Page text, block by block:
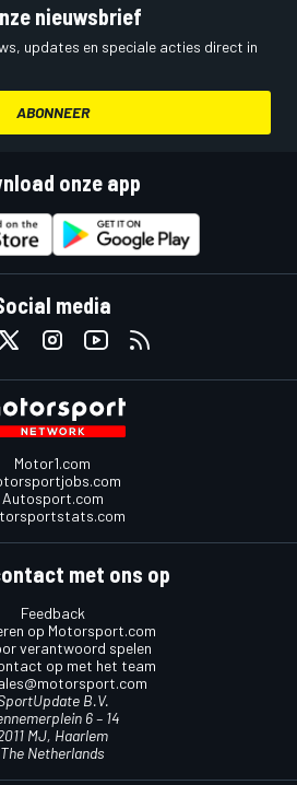
nieuwsbrief
updates en speciale acties direct in
ABONNEER
onze app
media
Motor1.com
Autosport.com
met ons op
Feedback
op Motorsport.com
verantwoord spelen
op met het team
B.V.
6 – 14
MJ, Haarlem
The Netherlands